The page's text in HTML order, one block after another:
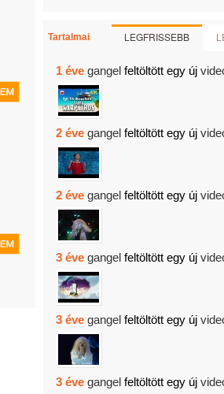
Tartalmai LEGFRISSEBB
1 éve gangel feltöltött egy új
2 éve gangel feltöltött egy új
2 éve gangel feltöltött egy új
3 éve gangel feltöltött egy új
3 éve gangel feltöltött egy új
3 éve gangel feltöltött egy új